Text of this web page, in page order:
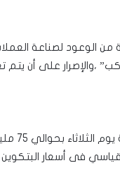
من الوعود لصناعة
،والإصرار على أن يتم
فى أسعار البتكوين و